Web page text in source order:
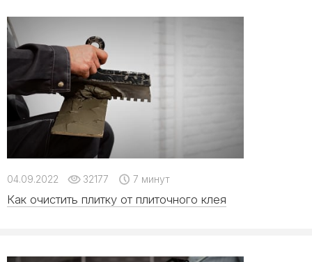
04.09.2022 32177 7 минут
Как очистить плитку от плиточного клея